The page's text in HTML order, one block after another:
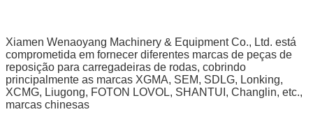
Xiamen Wenaoyang Machinery & Equipment Co., Ltd. está
comprometida em fornecer diferentes marcas de peças de
reposição para carregadeiras de rodas, cobrindo
principalmente as marcas XGMA, SEM, SDLG, Lonking,
XCMG, Liugong, FOTON LOVOL, SHANTUI, Changlin, etc.,
marcas chinesas